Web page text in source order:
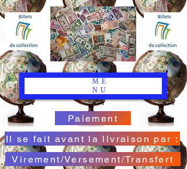
ME
NU
Paiement
Virement/Versement/Transfert
Il se fait avant la livraison par :